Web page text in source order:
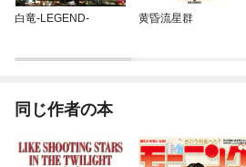
白竜-LEGEND- 黄昏流星群
同じ作者の本